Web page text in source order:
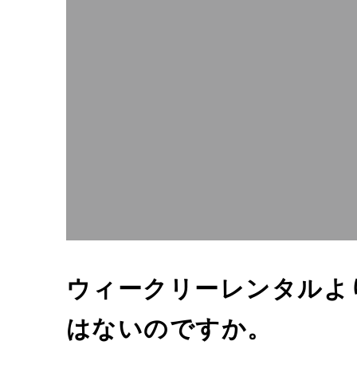
ウィークリーレンタル
はないのですか。